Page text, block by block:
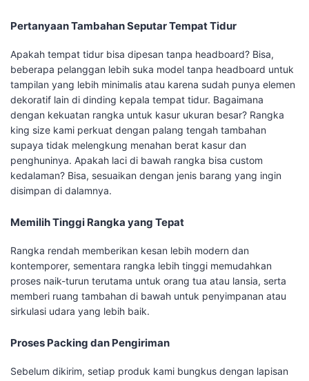
Pertanyaan Tambahan Seputar Tempat Tidur
Apakah tempat tidur bisa dipesan tanpa headboard? Bisa,
beberapa pelanggan lebih suka model tanpa headboard untuk
tampilan yang lebih minimalis atau karena sudah punya elemen
dekoratif lain di dinding kepala tempat tidur. Bagaimana
dengan kekuatan rangka untuk kasur ukuran besar? Rangka
king size kami perkuat dengan palang tengah tambahan
supaya tidak melengkung menahan berat kasur dan
penghuninya. Apakah laci di bawah rangka bisa custom
kedalaman? Bisa, sesuaikan dengan jenis barang yang ingin
disimpan di dalamnya.
Memilih Tinggi Rangka yang Tepat
Rangka rendah memberikan kesan lebih modern dan
kontemporer, sementara rangka lebih tinggi memudahkan
proses naik-turun terutama untuk orang tua atau lansia, serta
memberi ruang tambahan di bawah untuk penyimpanan atau
sirkulasi udara yang lebih baik.
Proses Packing dan Pengiriman
Sebelum dikirim, setiap produk kami bungkus dengan lapisan